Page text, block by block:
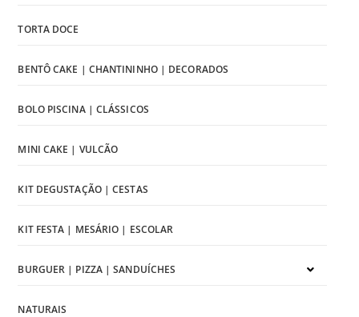
TORTA DOCE
BENTÔ CAKE | CHANTININHO | DECORADOS
BOLO PISCINA | CLÁSSICOS
MINI CAKE | VULCÃO
KIT DEGUSTAÇÃO | CESTAS
KIT FESTA | MESÁRIO | ESCOLAR
BURGUER | PIZZA | SANDUÍCHES
NATURAIS